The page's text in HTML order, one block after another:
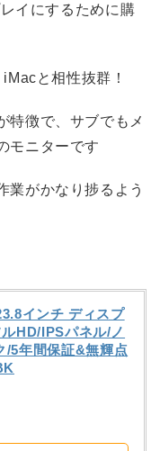
イにするために購
と相性抜群！
特徴で、サブでもメ
モニターです
業がかなり捗るよう
インチ ディスプ
HD/IPSパネル/ノ
/5年間保証&無輝点